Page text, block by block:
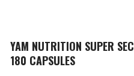
YAM NUTRITION SUPER SEC
180 CAPSULES